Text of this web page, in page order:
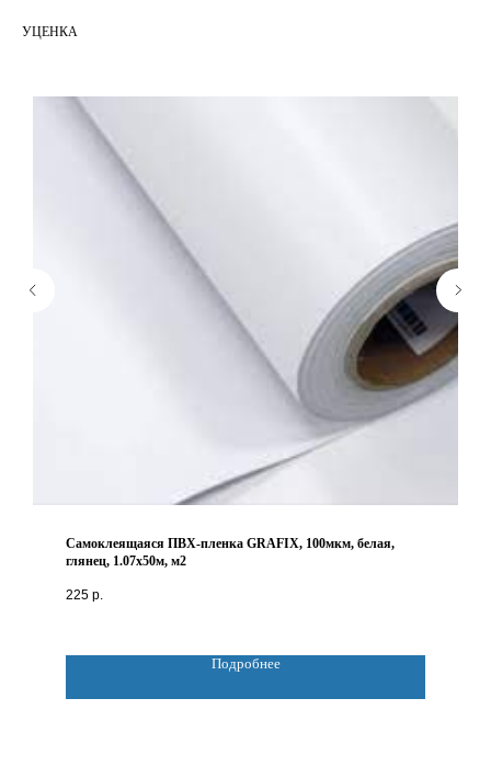
УЦЕНКА
Самоклеящаяся ПВХ-пленка GRAFIX, 100мкм, белая,
глянец, 1.07х50м, м2
225 р.
Подробнее